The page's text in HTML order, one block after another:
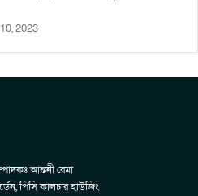
2023
আন্তনী রেমা
পিসি কালচার হাউজিং